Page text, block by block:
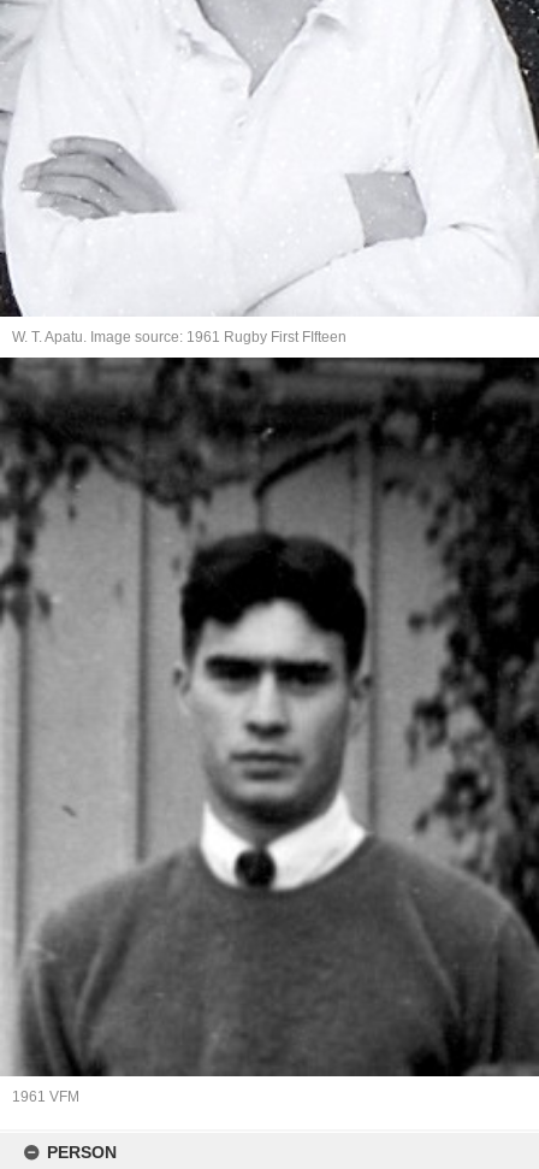
content
PERSON
W. T. Apatu. Image source: 1961 Rugby First FIfteen
1961 VFM